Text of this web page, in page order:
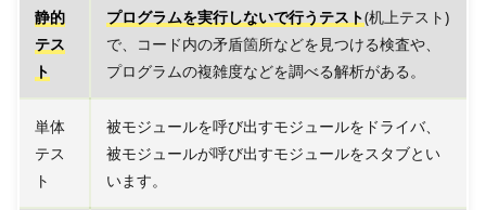
静的
テス
ト
プログラムを実行しないで行うテスト(机上テスト)
で、コード内の矛盾箇所などを見つける検査や、
プログラムの複雑度などを調べる解析がある。
単体
テス
ト
被モジュールを呼び出すモジュールをドライバ、
被モジュールが呼び出すモジュールをスタブとい
います。